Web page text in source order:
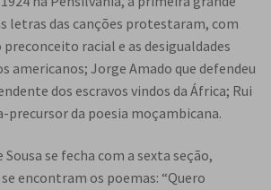
letras das canções protestaram, com
racial e as desigualdades
americanos; Jorge Amado que defendeu
dos escravos vindos da África; Rui
precursor da poesia moçambicana.
se fecha com a sexta seção,
se encontram os poemas: “Quero